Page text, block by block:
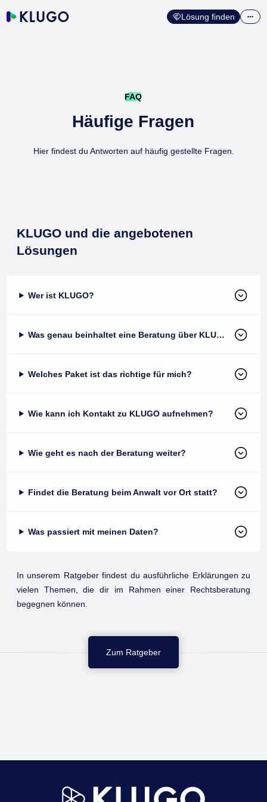
Lösung finden
FAQ
Häufige Fragen
Hier findest du Antworten auf häufig gestellte Fragen.
KLUGO und die angebotenen
Lösungen
Wer ist KLUGO?
Was genau beinhaltet eine Beratung über KLUGO?
Welches Paket ist das richtige für mich?
Wie kann ich Kontakt zu KLUGO aufnehmen?
Wie geht es nach der Beratung weiter?
Findet die Beratung beim Anwalt vor Ort statt?
Was passiert mit meinen Daten?
In unserem Ratgeber findest du ausführliche Erklärungen zu
vielen Themen, die dir im Rahmen einer Rechtsberatung
begegnen können.
Zum Ratgeber